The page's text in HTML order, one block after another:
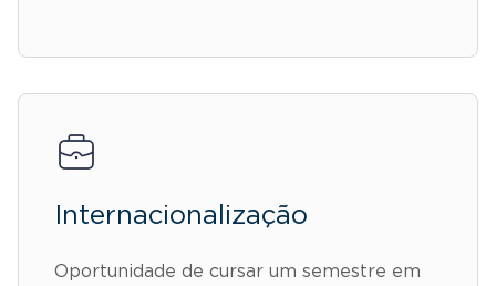
Internacionalização
Oportunidade de cursar um semestre em